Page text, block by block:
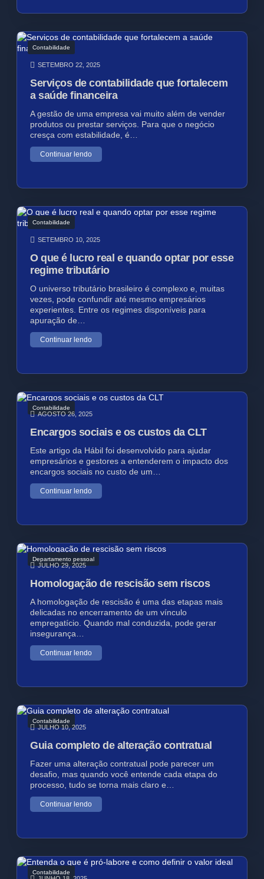
Contabilidade
SETEMBRO 22, 2025
Serviços de contabilidade que fortalecem
a saúde financeira
A gestão de uma empresa vai muito além de vender
produtos ou prestar serviços. Para que o negócio
cresça com estabilidade, é…
Continuar lendo
Contabilidade
SETEMBRO 10, 2025
O que é lucro real e quando optar por esse
regime tributário
O universo tributário brasileiro é complexo e, muitas
vezes, pode confundir até mesmo empresários
experientes. Entre os regimes disponíveis para
apuração de…
Continuar lendo
Contabilidade
AGOSTO 26, 2025
Encargos sociais e os custos da CLT
Este artigo da Hábil foi desenvolvido para ajudar
empresários e gestores a entenderem o impacto dos
encargos sociais no custo de um…
Continuar lendo
Departamento pessoal
JULHO 29, 2025
Homologação de rescisão sem riscos
A homologação de rescisão é uma das etapas mais
delicadas no encerramento de um vínculo
empregatício. Quando mal conduzida, pode gerar
insegurança…
Continuar lendo
Contabilidade
JULHO 10, 2025
Guia completo de alteração contratual
Fazer uma alteração contratual pode parecer um
desafio, mas quando você entende cada etapa do
processo, tudo se torna mais claro e…
Continuar lendo
Contabilidade